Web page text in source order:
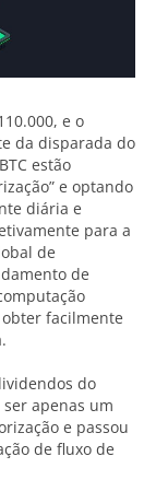
e o
da disparada do
estão
e optando
diária e
para a
de
de
facilmente
do
apenas um
e passou
de fluxo de